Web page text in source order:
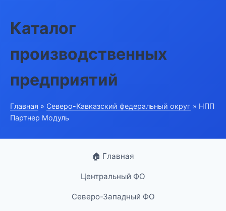
Каталог
производственных
предприятий
Главная » Северо-Кавказский федеральный округ » НПП
Партнер Модуль
🏠 Главная
Центральный ФО
Северо-Западный ФО